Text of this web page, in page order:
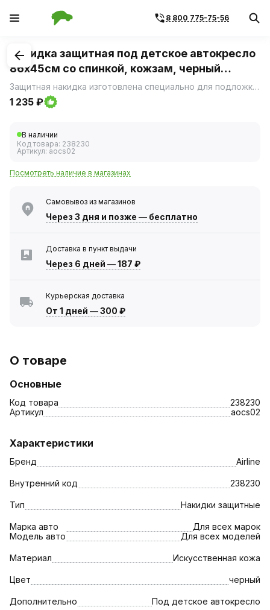
8 800 775-75-56
1/1
Накидка защитная под детское автокресло
86х45см со спинкой, кожзам, черный
(AIRLINE) AO-CS-02
Защитная накидка изготовлена специально для подложки под детское автокресло и имеет размерные характеристики 86х45 см.
1 235 ₽
В наличии
Код товара: 238230
Артикул: aocs02
Посмотреть наличие в магазинах
Самовывоз из магазинов
Через 3 дня и позже — бесплатно
Доставка в пункт выдачи
Через 6 дней —187 ₽
Курьерская доставка
От 1 дней —300 ₽
О товаре
Основные
Код товара
238230
Артикул
aocs02
Характеристики
Бренд Airline
Внутренний код 238230
Тип Накидки защитные
Марка авто
Для всех марок
Модель авто
Для всех моделей
Материал Искусственная кожа
Цвет черный
Дополнительно Под детское автокресло